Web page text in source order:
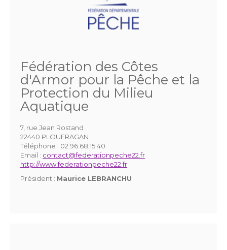
Fédération des Côtes
d'Armor pour la Pêche et la
Protection du Milieu
Aquatique
7, rue Jean Rostand
22440 PLOUFRAGAN
Téléphone : 02.96.68.15.40
Email : contact@federationpeche22.fr
http://www.federationpeche22.fr
Président : Maurice LEBRANCHU